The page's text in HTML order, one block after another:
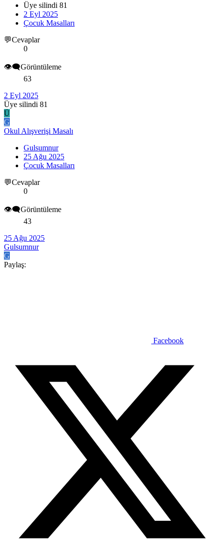
Üye silindi 81
2 Eyl 2025
Çocuk Masalları
💬Cevaplar
0
👁️‍🗨️Görüntüleme
63
2 Eyl 2025
Üye silindi 81
Ü
G
Okul Alışverişi Masalı
Gulsumnur
25 Ağu 2025
Çocuk Masalları
💬Cevaplar
0
👁️‍🗨️Görüntüleme
43
25 Ağu 2025
Gulsumnur
G
Paylaş:
Facebook